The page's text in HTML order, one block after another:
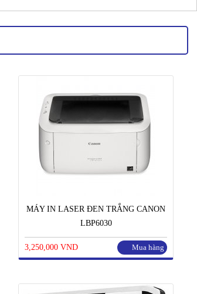
MÁY IN LASER ĐEN TRẮNG CANON
LBP6030
3,250,000 VND Mua hàng